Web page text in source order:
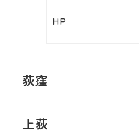
HP
荻窪
上荻